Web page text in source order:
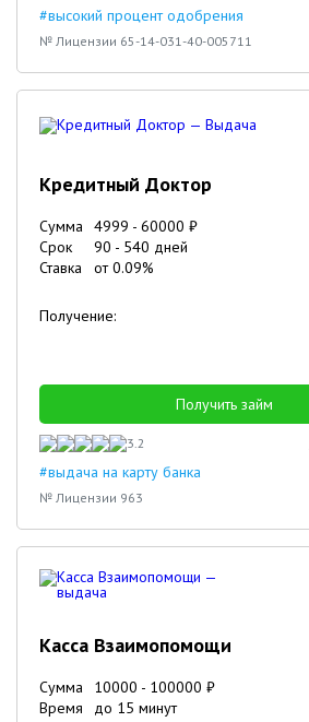
#высокий процент одобрения
№ Лицензии 65-14-031-40-005711
Кредитный Доктор
Сумма 4999 - 60000 ₽
Срок
90 - 540 дней
Ставка
от0.09%
Получение:
Получить займ
3.2
#выдача на карту банка
№ Лицензии 963
Касса Взаимопомощи
Сумма 10000 - 100000 ₽
Время
до 15 минут